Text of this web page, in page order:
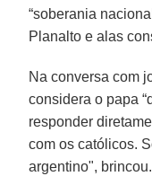
“soberania
Planalto e alas
Na conversa com
considera o papa
responder
com os católicos.
argentino", brincou.